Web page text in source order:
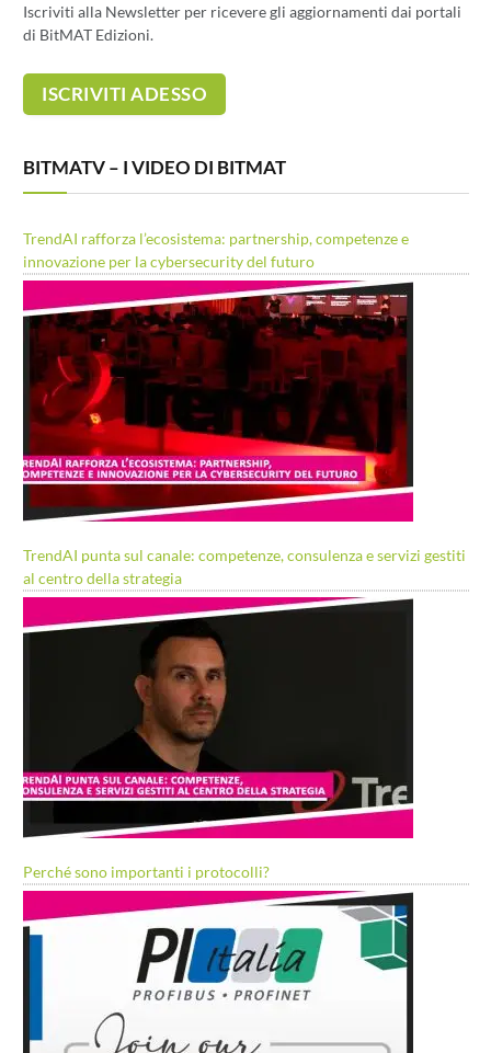
Iscriviti alla Newsletter per ricevere gli aggiornamenti dai portali
di BitMAT Edizioni.
BITMATV – I VIDEO DI BITMAT
TrendAI rafforza l’ecosistema: partnership, competenze e
innovazione per la cybersecurity del futuro
TrendAI punta sul canale: competenze, consulenza e servizi gestiti
al centro della strategia
Perché sono importanti i protocolli?